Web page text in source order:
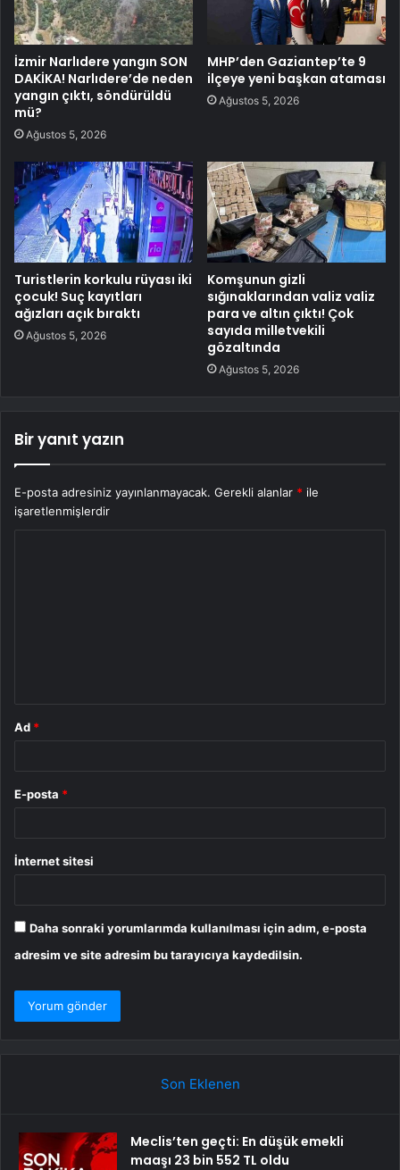
İzmir Narlıdere yangın SON
DAKİKA! Narlıdere’de neden
yangın çıktı, söndürüldü
mü?
Ağustos 5, 2026
MHP’den Gaziantep’te 9
ilçeye yeni başkan ataması
Ağustos 5, 2026
Turistlerin korkulu rüyası iki
çocuk! Suç kayıtları
ağızları açık bıraktı
Ağustos 5, 2026
Komşunun gizli
sığınaklarından valiz valiz
para ve altın çıktı! Çok
sayıda milletvekili
gözaltında
Ağustos 5, 2026
Bir yanıt yazın
E-posta adresiniz yayınlanmayacak. Gerekli alanlar * ile
işaretlenmişlerdir
Ad *
E-posta *
İnternet sitesi
Daha sonraki yorumlarımda kullanılması için adım, e-posta
adresim ve site adresim bu tarayıcıya kaydedilsin.
Son Eklenen
Meclis’ten geçti: En düşük emekli
maaşı 23 bin 552 TL oldu